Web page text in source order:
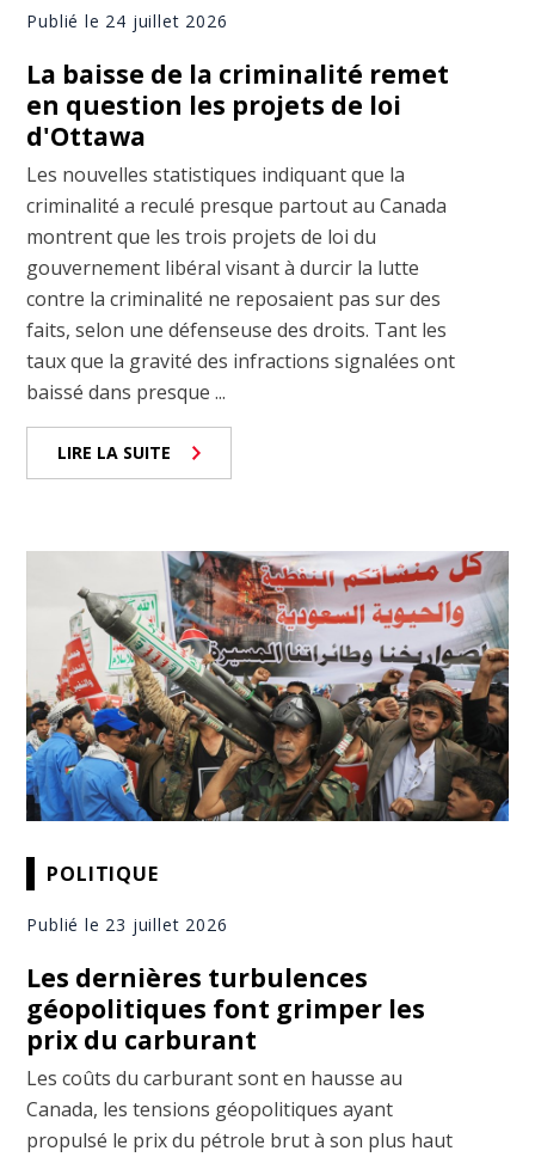
Publié le 24 juillet 2026
La baisse de la criminalité remet
en question les projets de loi
d'Ottawa
Les nouvelles statistiques indiquant que la
criminalité a reculé presque partout au Canada
montrent que les trois projets de loi du
gouvernement libéral visant à durcir la lutte
contre la criminalité ne reposaient pas sur des
faits, selon une défenseuse des droits. Tant les
taux que la gravité des infractions signalées ont
baissé dans presque ...
LIRE LA SUITE
POLITIQUE
Publié le 23 juillet 2026
Les dernières turbulences
géopolitiques font grimper les
prix du carburant
Les coûts du carburant sont en hausse au
Canada, les tensions géopolitiques ayant
propulsé le prix du pétrole brut à son plus haut